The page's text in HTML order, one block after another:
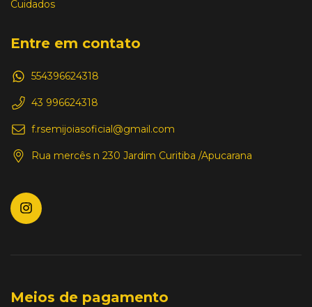
Cuidados
Entre em contato
554396624318
43 996624318
f.rsemijoiasoficial@gmail.com
Rua mercês n 230 Jardim Curitiba /Apucarana
Meios de pagamento